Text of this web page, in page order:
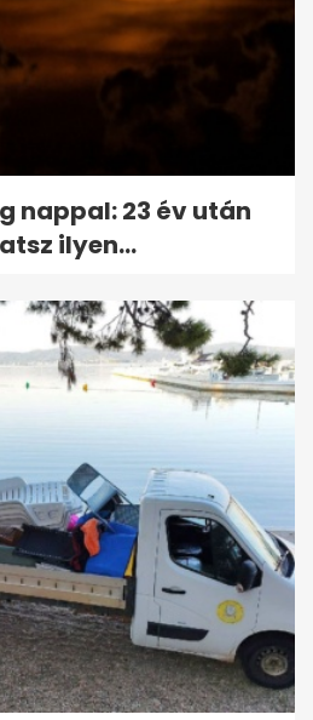
nappal: 23 év után
ilyen...